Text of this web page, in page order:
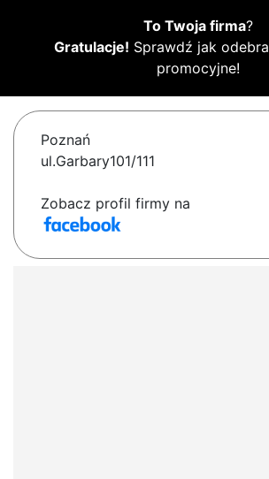
To Twoja firma?
Gratulacje! Sprawdź jak
promocyjne!
Poznań
ul.Garbary101/111
Zobacz profil firmy na